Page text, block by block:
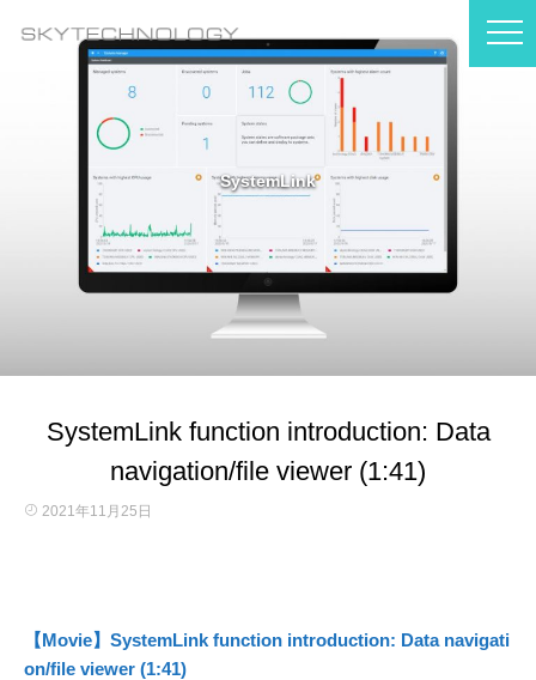
SystemLink
SystemLink function introduction: Data
navigation/file viewer (1:41)
2021年11月25日
【Movie】SystemLink function introduction: Data navigati
on/file viewer (1:41)